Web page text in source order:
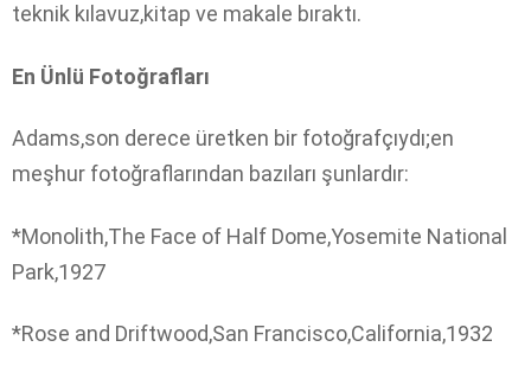
teknik kılavuz,kitap ve makale bıraktı.
En Ünlü Fotoğrafları
Adams,son derece üretken bir fotoğrafçıydı;en
meşhur fotoğraflarından bazıları şunlardır:
*Monolith,The Face of Half Dome,Yosemite National
Park,1927
*Rose and Driftwood,San Francisco,California,1932